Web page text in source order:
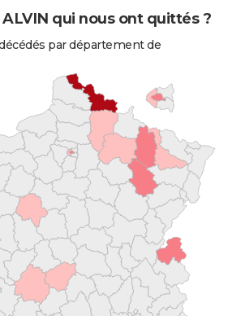
qui nous ont quittés ?
par département de